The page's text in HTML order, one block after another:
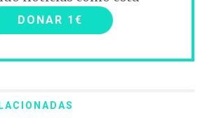
DONAR 1€